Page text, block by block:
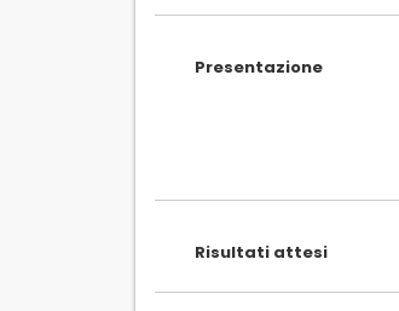
Presentazione
Risultati attesi